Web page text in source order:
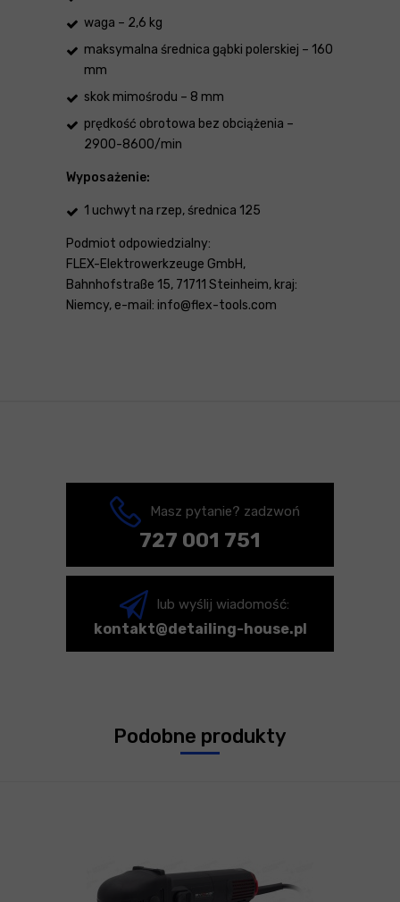
waga – 2,6 kg
maksymalna średnica gąbki polerskiej – 160
mm
skok mimośrodu – 8 mm
prędkość obrotowa bez obciążenia –
2900-8600/min
Wyposażenie:
1 uchwyt na rzep, średnica 125
Podmiot odpowiedzialny:
FLEX-Elektrowerkzeuge GmbH,
Bahnhofstraße 15, 71711 Steinheim, kraj:
Niemcy, e-mail: info@flex-tools.com
Masz pytanie? zadzwoń
727 001 751
lub wyślij wiadomość:
kontakt@detailing-house.pl
Podobne produkty